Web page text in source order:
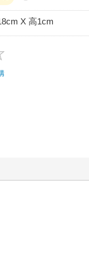
X 高1cm